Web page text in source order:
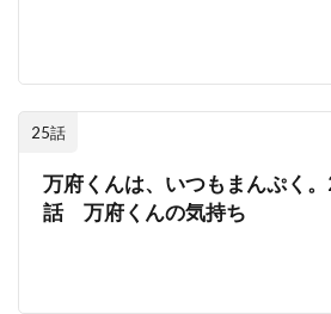
25話
万府くんは、いつもまんぷく
話 万府くんの気持ち